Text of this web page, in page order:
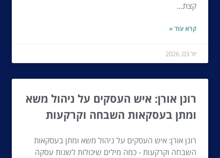
קצת...
קרא עוד »
יול 03, 2026
רונן אורן: איש העסקים על ניהול משא
ומתן בעסקאות השבחה וקרקעות
רונן אורן: איש העסקים על ניהול משא ומתן בעסקאות
השבחה וקרקעות - כמה מילים שיכולות לשנות עסקה